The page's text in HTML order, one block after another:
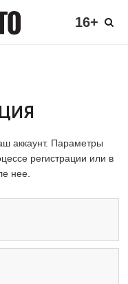
16+
аккаунт. Параметры
регистрации или в
нее.